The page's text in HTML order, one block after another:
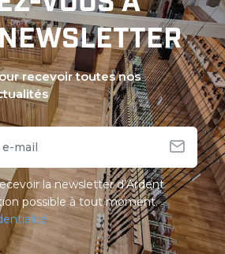
recevoir toutes nos
la newsletter d’Ardent
possible à tout moment.